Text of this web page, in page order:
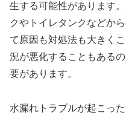
生する可能性があります
クやトイレタンクなどか
て原因も対処法も大きく
況が悪化することもある
要があります。
水漏れトラブルが起こった